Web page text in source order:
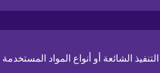
الشائعة أو أنواع المواد المستخدمة